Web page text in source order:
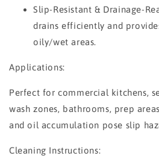
Slip-Resistant & Drainage-
drains efficiently and
oily/wet areas.
Applications:
Perfect for commercial kitchens,
wash zones, bathrooms, prep
and oil accumulation pose slip
Cleaning Instructions: